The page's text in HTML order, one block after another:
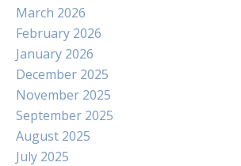
March 2026
February 2026
January 2026
December 2025
November 2025
September 2025
August 2025
July 2025